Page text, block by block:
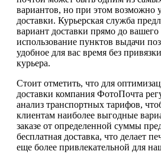
вариантов, но при этом возможно
доставки. Курьерская служба
вариант доставки прямо до вашего
использование пунктов выдачи
удобное для вас время без
курьера.
Стоит отметить, что для
доставки компания ФотоПочта
анализ транспортных тарифов,
клиентам наиболее выгодные
заказе от определенной суммы
бесплатная доставка, что делает
еще более привлекательной для